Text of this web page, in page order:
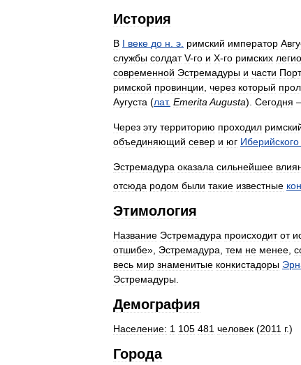
История
В I веке до н э римский император
службы солдат V-го и X-го римских
современной Эстремадуры и части
римской провинции через который
Аугуста (лат. Emerita Augusta). Сегодня
Через эту территорию проходил
объединяющий север и юг Иберийского
Эстремадура оказала сильнейшее
отсюда родом были такие известные
Этимология
Название Эстремадура происходит от
отшибе», Эстремадура тем не менее
весь мир знаменитые конкистадоры
Эстремадуры
Демография
Население: 1 105 481 человек (2011 г.)
Города